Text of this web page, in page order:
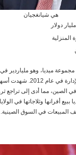
هي شيانغجيان
المنزلية
ميديا، وهو ملياردير في
ترك منصب رئيس مجلس
أفرانها وثلاجاتها في
المبيعات في السوق الصينية.